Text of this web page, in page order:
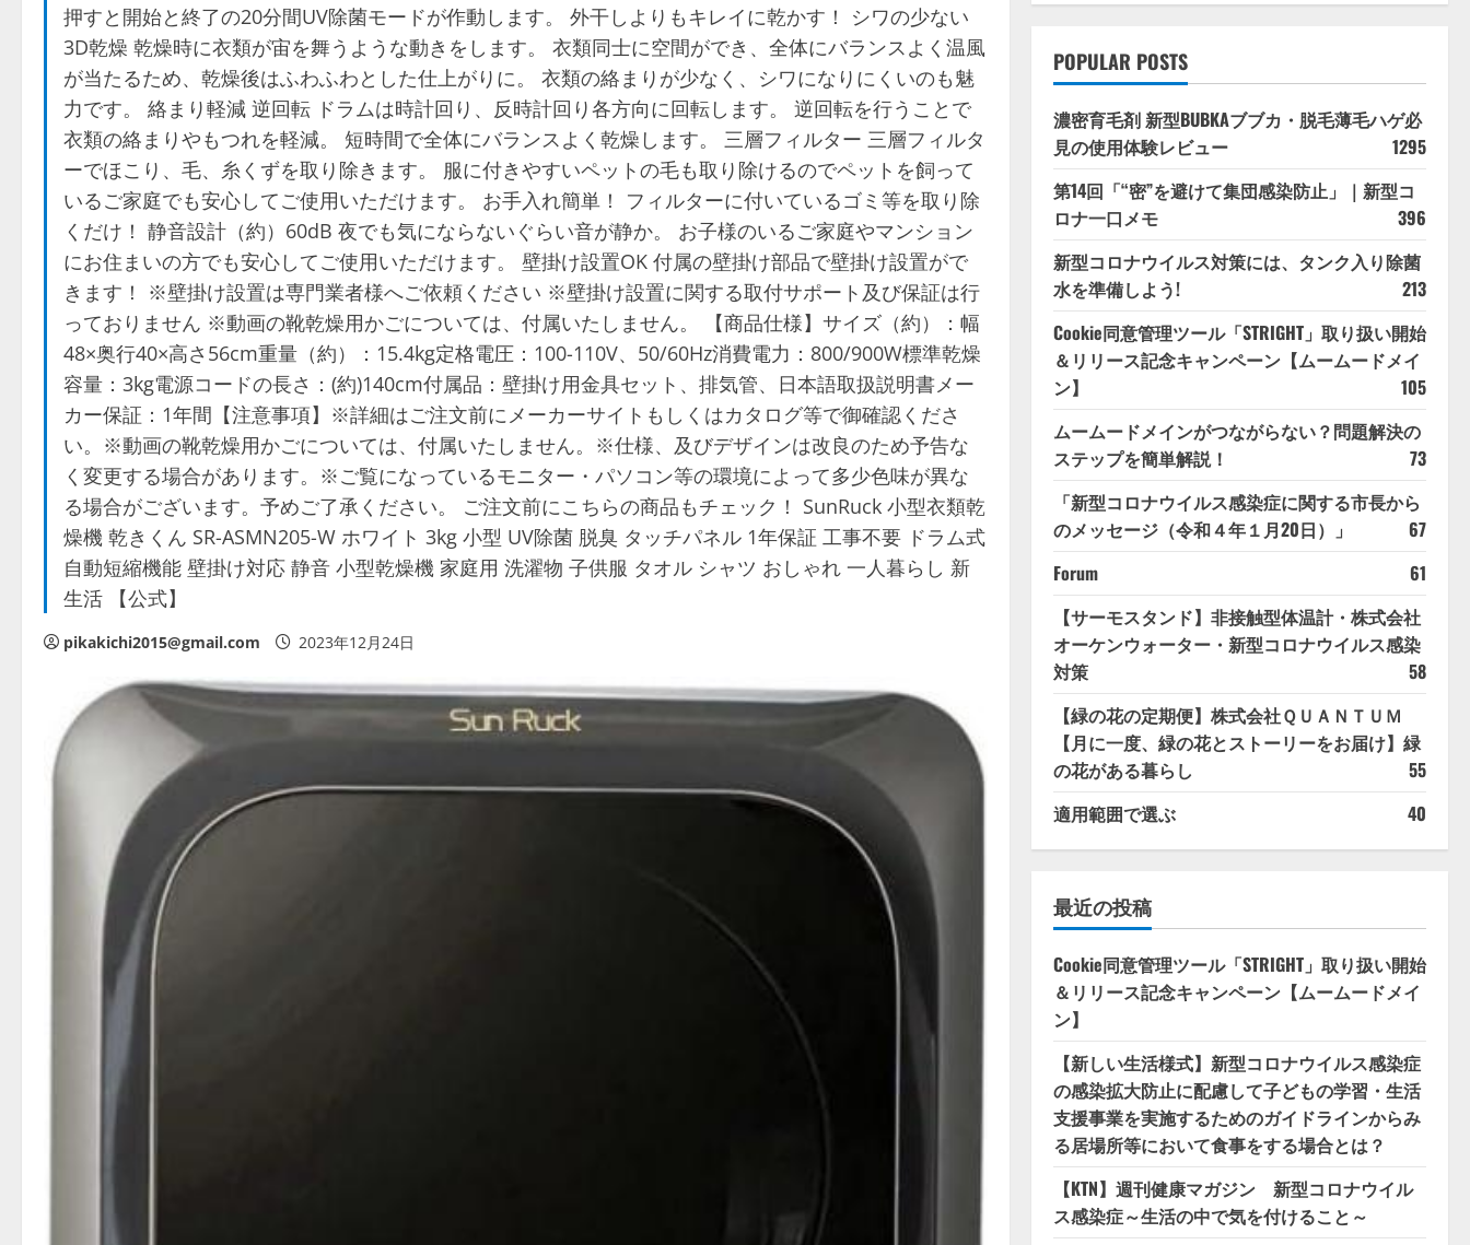
押すと開始と終了の20分間UV除菌モードが作動します。 外干しよりもキレイに乾かす！ シワの少ない
3D乾燥 乾燥時に衣類が宙を舞うような動きをします。 衣類同士に空間ができ、全体にバランスよく温風
が当たるため、乾燥後はふわふわとした仕上がりに。 衣類の絡まりが少なく、シワになりにくいのも魅
力です。 絡まり軽減 逆回転 ドラムは時計回り、反時計回り各方向に回転します。 逆回転を行うことで
衣類の絡まりやもつれを軽減。 短時間で全体にバランスよく乾燥します。 三層フィルター 三層フィルタ
ーでほこり、毛、糸くずを取り除きます。 服に付きやすいペットの毛も取り除けるのでペットを飼って
いるご家庭でも安心してご使用いただけます。 お手入れ簡単！ フィルターに付いているゴミ等を取り除
くだけ！ 静音設計（約）60dB 夜でも気にならないぐらい音が静か。 お子様のいるご家庭やマンション
にお住まいの方でも安心してご使用いただけます。 壁掛け設置OK 付属の壁掛け部品で壁掛け設置がで
きます！ ※壁掛け設置は専門業者様へご依頼ください ※壁掛け設置に関する取付サポート及び保証は行
っておりません ※動画の靴乾燥用かごについては、付属いたしません。 【商品仕様】サイズ（約）：幅
48×奥行40×高さ56cm重量（約）：15.4kg定格電圧：100-110V、50/60Hz消費電力：800/900W標準乾燥
容量：3kg電源コードの長さ：(約)140cm付属品：壁掛け用金具セット、排気管、日本語取扱説明書メー
カー保証：1年間【注意事項】※詳細はご注文前にメーカーサイトもしくはカタログ等で御確認くださ
い。※動画の靴乾燥用かごについては、付属いたしません。※仕様、及びデザインは改良のため予告な
く変更する場合があります。※ご覧になっているモニター・パソコン等の環境によって多少色味が異な
る場合がございます。予めご了承ください。 ご注文前にこちらの商品もチェック！ SunRuck 小型衣類乾
燥機 乾きくん SR-ASMN205-W ホワイト 3kg 小型 UV除菌 脱臭 タッチパネル 1年保証 工事不要 ドラム式
自動短縮機能 壁掛け対応 静音 小型乾燥機 家庭用 洗濯物 子供服 タオル シャツ おしゃれ 一人暮らし 新
生活 【公式】
pikakichi2015@gmail.com 2023年12月24日
POPULAR POSTS
濃密育毛剤 新型BUBKAブブカ・脱毛薄毛ハゲ必
見の使用体験レビュー
1295
第14回「“密”を避けて集団感染防止」｜新型コ
ロナ一口メモ
396
新型コロナウイルス対策には、タンク入り除菌
水を準備しよう!
213
Cookie同意管理ツール「STRIGHT」取り扱い開始
＆リリース記念キャンペーン【ムームードメイ
ン】
105
ムームードメインがつながらない？問題解決の
ステップを簡単解説！
73
「新型コロナウイルス感染症に関する市長から
のメッセージ（令和４年１月20日）」
67
Forum
61
【サーモスタンド】非接触型体温計・株式会社
オーケンウォーター・新型コロナウイルス感染
対策
58
【緑の花の定期便】株式会社ＱＵＡＮＴＵＭ
【月に一度、緑の花とストーリーをお届け】緑
の花がある暮らし
55
適用範囲で選ぶ
40
最近の投稿
Cookie同意管理ツール「STRIGHT」取り扱い開始
＆リリース記念キャンペーン【ムームードメイ
ン】
【新しい生活様式】新型コロナウイルス感染症
の感染拡大防止に配慮して子どもの学習・生活
支援事業を実施するためのガイドラインからみ
る居場所等において食事をする場合とは？
【KTN】週刊健康マガジン 新型コロナウイル
ス感染症～生活の中で気を付けること～